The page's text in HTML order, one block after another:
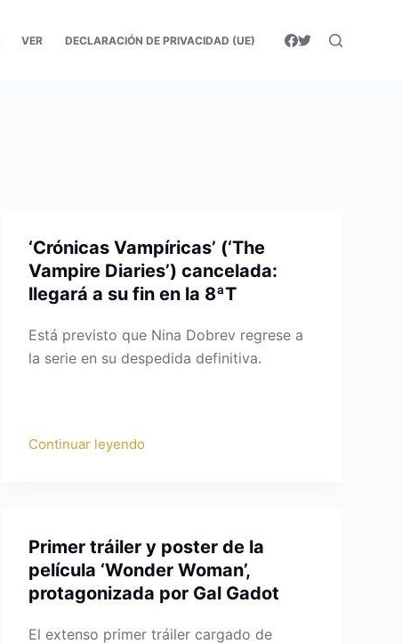
VER DECLARACIÓN DE PRIVACIDAD (UE)
‘Crónicas Vampíricas’ (‘The
Vampire Diaries’) cancelada:
llegará a su fin en la 8ªT
Está previsto que Nina Dobrev regrese a
la serie en su despedida definitiva.
Continuar leyendo
Primer tráiler y poster de la
película ‘Wonder Woman’,
protagonizada por Gal Gadot
El extenso primer tráiler cargado de